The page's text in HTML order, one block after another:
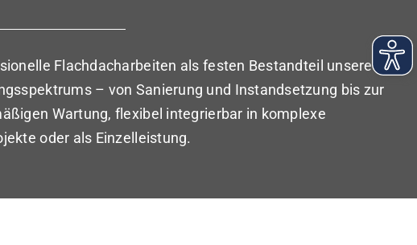
Flachdacharbeiten als festen Bestandteil unseres
– von Sanierung und Instandsetzung bis zur
Wartung, flexibel integrierbar in komplexe
oder als Einzelleistung.